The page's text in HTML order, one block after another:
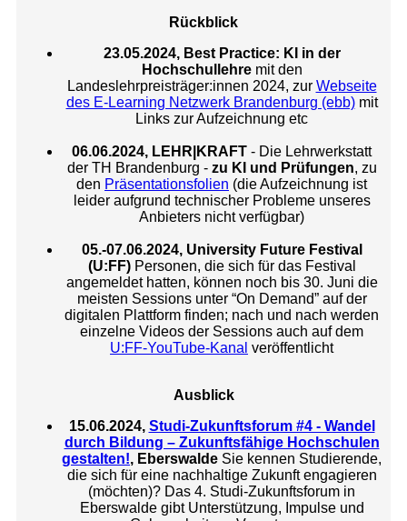
Rückblick
23.05.2024, Best Practice: KI in der
Hochschullehremit den
Landeslehrpreisträger:innen 2024, zur Webseite
des E-Learning Netzwerk Brandenburg (ebb)mit
Links zur Aufzeichnung etc
06.06.2024, LEHR|KRAFT - Die Lehrwerkstatt
der TH Brandenburg - zu KI und Prüfungen, zu
den Präsentationsfolien (die Aufzeichnung ist
leider aufgrund technischer Probleme unseres
Anbieters nicht verfügbar)
05.-07.06.2024, University Future Festival
(U:FF)Personen, die sich für das Festival
angemeldet hatten, können noch bis 30. Juni die
meisten Sessions unter “On Demand” auf der
digitalen Plattform finden; nach und nach werden
einzelne Videos der Sessions auch auf dem
U:FF-YouTube-Kanal veröffentlicht
Ausblick
15.06.2024, Studi-Zukunftsforum #4 - Wandel
durch Bildung – Zukunftsfähige Hochschulen
gestalten!, Eberswalde Sie kennen Studierende,
die sich für eine nachhaltige Zukunft engagieren
(möchten)? Das 4. Studi-Zukunftsforum in
Eberswalde gibt Unterstützung, Impulse und